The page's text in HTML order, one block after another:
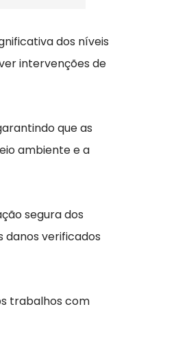
dos níveis
intervenções de
que as
ambiente e a
segura dos
danos verificados
trabalhos com